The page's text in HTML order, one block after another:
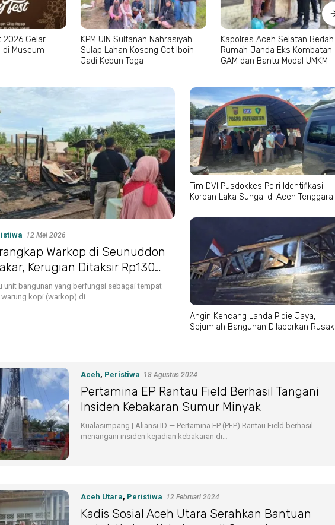
Nahrasiyah
Cot Iboih
Kapolres Aceh Selatan Bedah
Rumah Janda Eks Kombatan
GAM dan Bantu Modal UMKM
Islamic Relief Indonesia Hibur
Anak Yatim Cianjur Lewat
Rekreasi Bersama
12 Mei 2026
Warkop di Seunuddon
Kerugian Ditaksir Rp130
unit bangunan yang berfungsi sebagai tempat
kopi (warkop) di…
Tim DVI Pusdokkes Polri Identifikasi
Korban Laka Sungai di Aceh Tenggara
Angin Kencang Landa Pidie Jaya,
Sejumlah Bangunan Dilaporkan Rusak
Aceh, Peristiwa 18 Agustus 2024
Pertamina EP Rantau Field Berhasil Tangani
Insiden Kebakaran Sumur Minyak
Kualasimpang | Aliansi.ID — Pertamina EP (PEP) Rantau Field berhasil
menangani insiden kejadian kebakaran di…
Aceh Utara, Peristiwa 12 Februari 2024
Kadis Sosial Aceh Utara Serahkan Bantuan